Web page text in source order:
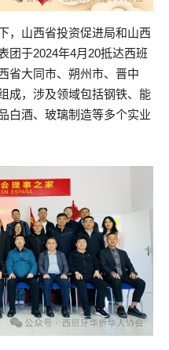
，山西省投资促进局和山西
团于2024年4月20抵达西班
省大同市、朔州市、晋中
成，涉及领域包括钢铁、能
白酒、玻璃制造等多个实业